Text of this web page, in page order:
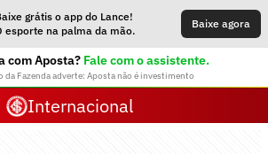
grátis o app do Lance!
esporte na palma da mão.
Baixe agora
com Aposta? Fale com o assistente.
da Fazenda adverte: Aposta não é investimento
Internacional